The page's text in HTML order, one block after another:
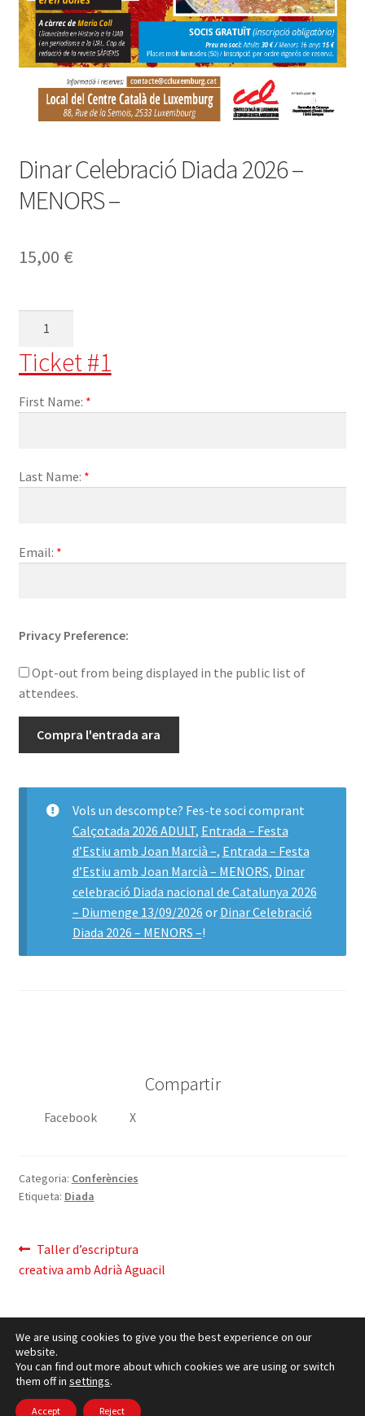
Dinar Celebració Diada 2026 –
MENORS –
15,00 €
Dinar
Celebració
Diada
-
Ticket #1
First Name: *
Last Name: *
Email: *
Privacy Preference:
Opt-out from being displayed in the public list of
attendees.
Compra l'entrada ara
Vols un descompte? Fes-te soci comprant
Calçotada 2026 ADULT, Entrada – Festa
d’Estiu amb Joan Marcià –, Entrada – Festa
d’Estiu amb Joan Marcià – MENORS, Dinar
celebració Diada nacional de Catalunya 2026
– Diumenge 13/09/2026 or Dinar Celebració
Diada 2026 – MENORS –!
Compartir
Facebook X
Categoria: Conferències
Etiqueta: Diada
Navegació
d'entrades
Entrada
anterior:
Taller d’escriptura
creativa amb Adrià Aguacil
Política de cookies
Política de privacitat
We are using cookies to give you the best experience on our
website.
You can find out more about which cookies we are using or switch
them off in settings.
Accept Reject